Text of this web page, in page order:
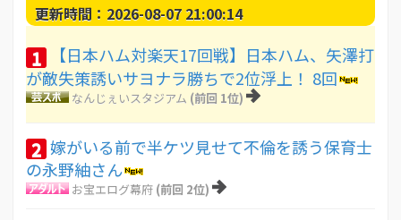
更新時間：2026-08-07 21:00:14
1
【日本ハム対楽天17回戦】日本ハム、矢澤打
が敵失策誘いサヨナラ勝ちで2位浮上！ 8回
なんじぇいスタジアム (前回 1位)
2 嫁がいる前で半ケツ見せて不倫を誘う保育士
の永野紬さん
お宝エログ幕府 (前回 2位)